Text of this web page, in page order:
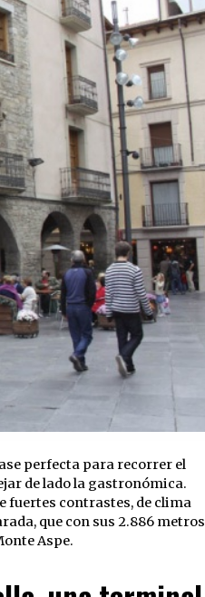
perfecta para recorrer el
de lado la gastronómica.
fuertes contrastes, de clima
que con sus 2.886 metros
Aspe.